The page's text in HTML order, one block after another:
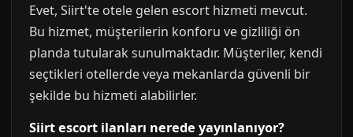
Evet, Siirt'te otele gelen escort hizmeti mevcut.
Bu hizmet, müşterilerin konforu ve gizliliği ön
planda tutularak sunulmaktadır. Müşteriler, kendi
seçtikleri otellerde veya mekanlarda güvenli bir
şekilde bu hizmeti alabilirler.
Siirt escort ilanları nerede yayınlanıyor?